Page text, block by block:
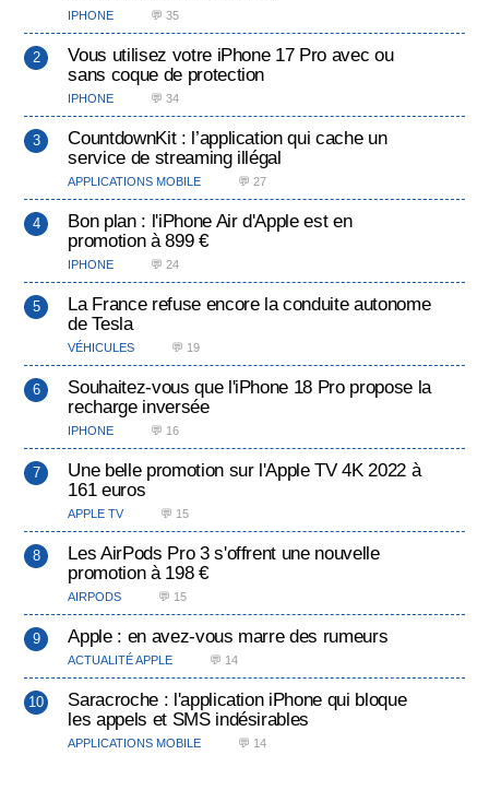
IPHONE 💬 35
Vous utilisez votre iPhone 17 Pro avec ou
sans coque de protection
IPHONE 💬 34
CountdownKit : l’application qui cache un
service de streaming illégal
APPLICATIONS MOBILE 💬 27
Bon plan : l'iPhone Air d'Apple est en
promotion à 899 €
IPHONE 💬 24
La France refuse encore la conduite autonome
de Tesla
VÉHICULES 💬 19
Souhaitez-vous que l'iPhone 18 Pro propose la
recharge inversée
IPHONE 💬 16
Une belle promotion sur l'Apple TV 4K 2022 à
161 euros
APPLE TV 💬 15
Les AirPods Pro 3 s'offrent une nouvelle
promotion à 198 €
AIRPODS 💬 15
Apple : en avez-vous marre des rumeurs
ACTUALITÉ APPLE 💬 14
Saracroche : l'application iPhone qui bloque
les appels et SMS indésirables
APPLICATIONS MOBILE 💬 14